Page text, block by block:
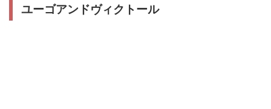
ユーゴアンドヴィクトール